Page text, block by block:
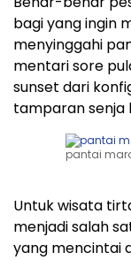
bagi yang ingin
menyinggahi
mentari sore
sunset dari
tamparan senja
pantai
Untuk wisata
menjadi salah
yang mencintai